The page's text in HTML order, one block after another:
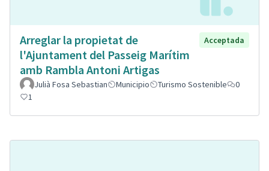
Arreglar la propietat de
l'Ajuntament del Passeig Marítim
amb Rambla Antoni Artigas
Acceptada
Julià Fosa Sebastian Municipio Turismo Sostenible
0
1